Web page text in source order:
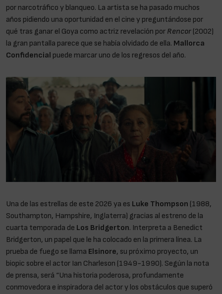
por narcotráfico y blanqueo. La artista se ha pasado muchos
años pidiendo una oportunidad en el cine y preguntándose por
qué tras ganar el Goya como actriz revelación por Rencor (2002)
la gran pantalla parece que se había olvidado de ella. Mallorca
Confidencial puede marcar uno de los regresos del año.
Una de las estrellas de este 2026 ya es Luke Thompson (1988,
Southampton, Hampshire, Inglaterra) gracias al estreno de la
cuarta temporada de Los Bridgerton. Interpreta a Benedict
Bridgerton, un papel que le ha colocado en la primera línea. La
prueba de fuego se llama Elsinore, su próximo proyecto, un
biopic sobre el actor Ian Charleson (1949-1990). Según la nota
de prensa, será “Una historia poderosa, profundamente
conmovedora e inspiradora del actor y los obstáculos que superó